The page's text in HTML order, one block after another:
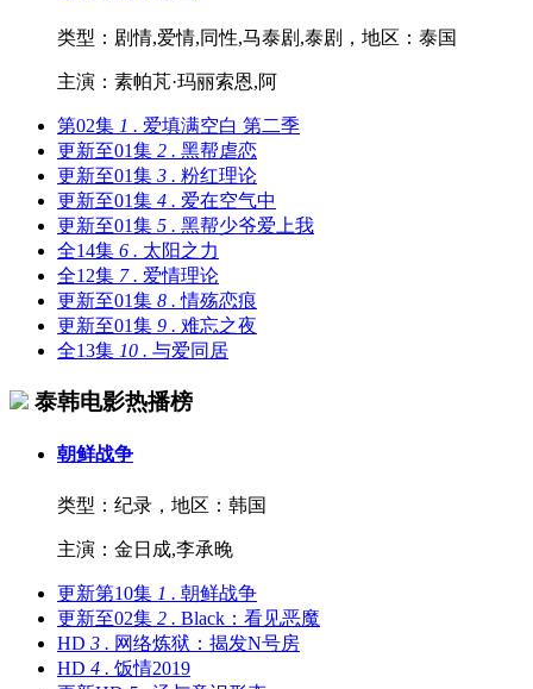
类型： 剧情,爱情,同性,马泰剧,泰剧， 地区： 泰国
主演： 素帕芃·玛丽索恩,阿
第02集 1 . 爱填满空白 第二季
更新至01集 2 . 黑帮虐恋
更新至01集 3 . 粉红理论
更新至01集 4 . 爱在空气中
更新至01集 5 . 黑帮少爷爱上我
全14集 6 . 太阳之力
全12集 7 . 爱情理论
更新至01集 8 .情殇恋痕
更新至01集 9 . 难忘之夜
全13集 10 . 与爱同居
泰韩电影热播榜
朝鲜战争
类型： 纪录， 地区： 韩国
主演： 金日成,李承晚
更新第10集 1 . 朝鲜战争
更新至02集 2 . Black：看见恶魔
HD 3 . 网络炼狱：揭发N号房
HD 4 . 饭情2019